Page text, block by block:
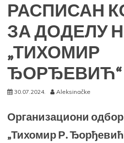
РАСПИСАН
ЗА ДОДЕЛУ
„ТИХОМИР
ЂОРЂЕВИЋ“
30.07.2024. Aleksinačke
Организациони
„Тихомир Р.